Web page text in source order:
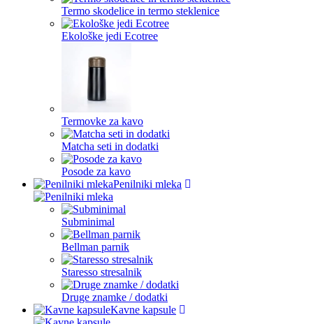
Termo skodelice in termo steklenice
Ekološke jedi Ecotree
Termovke za kavo
Matcha seti in dodatki
Posode za kavo
Penilniki mleka
Subminimal
Bellman parnik
Staresso stresalnik
Druge znamke / dodatki
Kavne kapsule